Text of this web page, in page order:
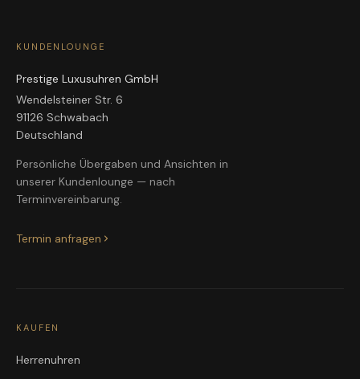
KUNDENLOUNGE
Prestige Luxusuhren GmbH
Wendelsteiner Str. 6
91126 Schwabach
Deutschland
Persönliche Übergaben und Ansichten in
unserer Kundenlounge — nach
Terminvereinbarung.
Termin anfragen
KAUFEN
Herrenuhren